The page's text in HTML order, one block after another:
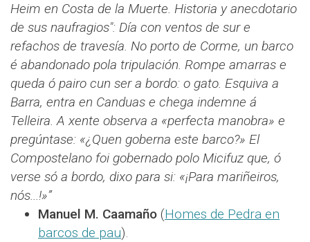
Heim en Costa de la Muerte. Historia y anecdotario
de sus naufragios": Día con ventos de sur e
refachos de travesía. No porto de Corme, un barco
é abandonado pola tripulación. Rompe amarras e
queda ó pairo cun ser a bordo: o gato. Esquiva a
Barra, entra en Canduas e chega indemne á
Telleira. A xente observa a «perfecta manobra» e
pregúntase: «¿Quen goberna este barco?» El
Compostelano foi gobernado polo Micifuz que, ó
verse só a bordo, dixo para si: «¡Para mariñeiros,
nós...!»”
Manuel M. Caamaño (Homes de Pedra en
barcos de pau).